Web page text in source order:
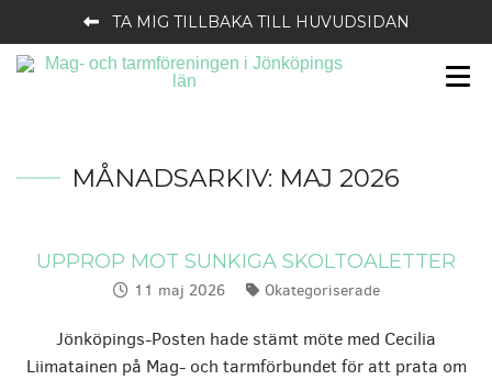
TA MIG TILLBAKA TILL HUVUDSIDAN
MÅNADSARKIV: MAJ 2026
UPPROP MOT SUNKIGA SKOLTOALETTER
Publicerat:
11 maj 2026 Kategorier:
Okategoriserade
Jönköpings-Posten hade stämt möte med Cecilia
Liimatainen på Mag- och tarmförbundet för att prata om